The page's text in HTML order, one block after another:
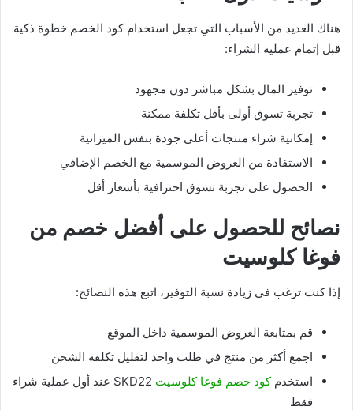
هناك العديد من الأسباب التي تجعل استخدام كود الخصم خطوة ذكية
قبل إتمام عملية الشراء:
توفير المال بشكل مباشر دون مجهود
تجربة تسوق أولى بأقل تكلفة ممكنة
إمكانية شراء منتجات أعلى جودة بنفس الميزانية
الاستفادة من العروض الموسمية مع الخصم الإضافي
الحصول على تجربة تسوق احترافية بأسعار أقل
نصائح للحصول على أفضل خصم من
فوغا كلوسيت
إذا كنت ترغب في زيادة نسبة التوفير، اتبع هذه النصائح:
قم بمتابعة العروض الموسمية داخل الموقع
اجمع أكثر من منتج في طلب واحد لتقليل تكلفة الشحن
استخدمكود خصم فوغا كلوسيت
SKD22 عند أول عملية شراء
فقط